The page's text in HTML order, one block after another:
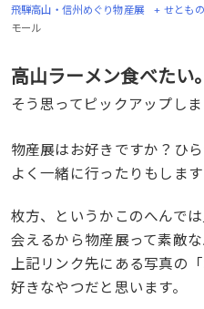
飛騨高山・信州めぐり物産展 + せとも
モール
高山ラーメン食べたい。
そう思ってピックアップし
物産展はお好きですか？ひ
よく一緒に行ったりもします
枚方、というかこのへんで
会えるから物産展って素敵な
上記リンク先にある写真の
好きなやつだと思います。